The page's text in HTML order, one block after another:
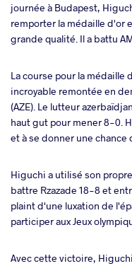
journée à Budapest,
remporter la médaille d'or
grande qualité. Il a battu
La course pour la médaille
incroyable remontée en
(AZE). Le lutteur
haut gut pour mener 8-0.
et à se donner une
Higuchi a utilisé son
battre Rzazade 18-8 et
plaint d'une luxation de
participer aux Jeux
Avec cette victoire,